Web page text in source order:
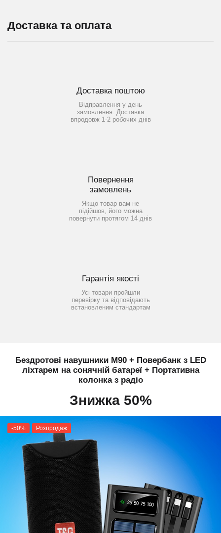
Доставка та оплата
Доставка поштою
Відправлення у день
замовлення. Доставка
впродовж 1-2 робочих днів
Повернення
замовлень
Якщо товар вам не
підійшов, його можна
повернути протягом 14 днів
Гарантія якості
Усі товари пройшли
перевірку та відповідають
встановленим стандартам
Бездротові навушники M90 + Повербанк з LED
ліхтарем на сонячній батареї + Портативна
колонка з радіо
Знижка 50%
-50% Розпродаж